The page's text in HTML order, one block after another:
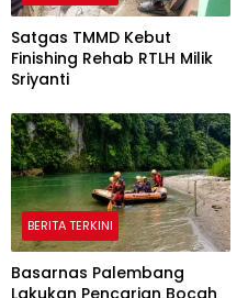
Satgas TMMD Kebut
Finishing Rehab RTLH Milik
Sriyanti
BERITA TERKINI
Basarnas Palembang
Lakukan Pencarian Bocah